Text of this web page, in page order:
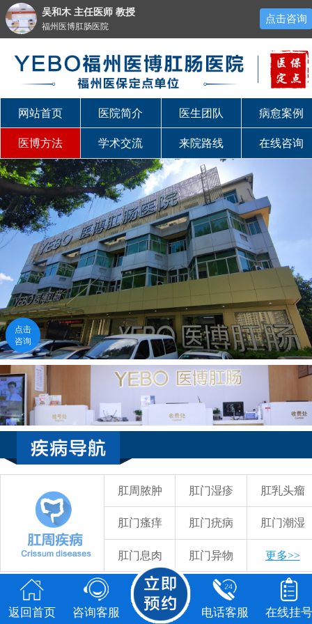
点击
咨询
点击
咨询
返回首页 咨询客服 电话客服 在线挂号